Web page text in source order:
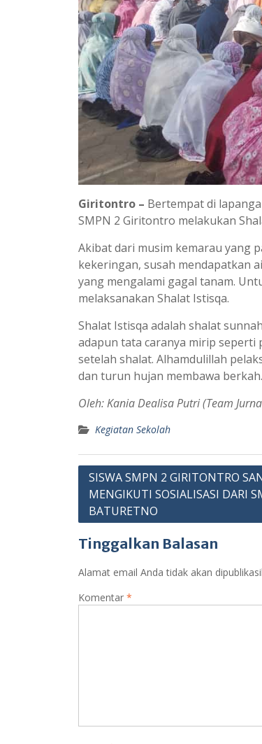
Giritontro – Bertempat di
SMPN 2 Giritontro melakukan
Akibat dari musim kemarau yang
kekeringan, susah mendapatkan
yang mengalami gagal tanam.
melaksanakan Shalat Istisqa.
Shalat Istisqa adalah shalat
adapun tata caranya mirip seperti
setelah shalat. Alhamdulillah
dan turun hujan membawa berkah.
Oleh: Kania Dealisa Putri (Team
Kegiatan Sekolah
Navigasi
pos
SISWA SMPN 2 GIRITONTRO
MENGIKUTI SOSIALISASI DARI
BATURETNO
Tinggalkan Balasan
Alamat email Anda tidak akan
Komentar *